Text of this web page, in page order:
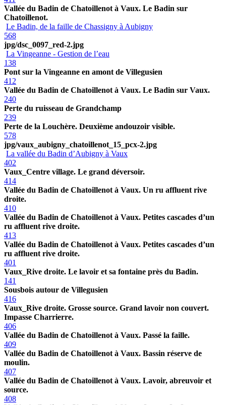
Vallée du Badin de Chatoillenot à Vaux. Le Badin sur
Chatoillenot.
Le Badin, de la faille de Chassigny à Aubigny
568
jpg/dsc_0097_red-2.jpg
La Vingeanne - Gestion de l’eau
138
Pont sur la Vingeanne en amont de Villegusien
412
Vallée du Badin de Chatoillenot à Vaux. Le Badin sur Vaux.
240
Perte du ruisseau de Grandchamp
239
Perte de la Louchère. Deuxième andouzoir visible.
578
jpg/vaux_aubigny_chatoillenot_15_pcx-2.jpg
La vallée du Badin d’Aubigny à Vaux
402
Vaux_Centre village. Le grand déversoir.
414
Vallée du Badin de Chatoillenot à Vaux. Un ru affluent rive
droite.
410
Vallée du Badin de Chatoillenot à Vaux. Petites cascades d’un
ru affluent rive droite.
413
Vallée du Badin de Chatoillenot à Vaux. Petites cascades d’un
ru affluent rive droite.
401
Vaux_Rive droite. Le lavoir et sa fontaine près du Badin.
141
Sousbois autour de Villegusien
416
Vaux_Rive droite. Grosse source. Grand lavoir non couvert.
Impasse Charrierre.
406
Vallée du Badin de Chatoillenot à Vaux. Passé la faille.
409
Vallée du Badin de Chatoillenot à Vaux. Bassin réserve de
moulin.
407
Vallée du Badin de Chatoillenot à Vaux. Lavoir, abreuvoir et
source.
408